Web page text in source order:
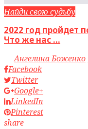
Найди свою судьбу
2022 год пройдет
Что же нас ...
byАнгелина Боженко
Facebook
Twitter
Google+
LinkedIn
Pinterest
share